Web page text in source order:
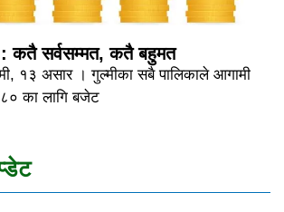
कतै सर्वसम्मत, कतै बहुमत
१३ असार । गुल्मीका सबै पालिकाले आगामी
का लागि बजेट